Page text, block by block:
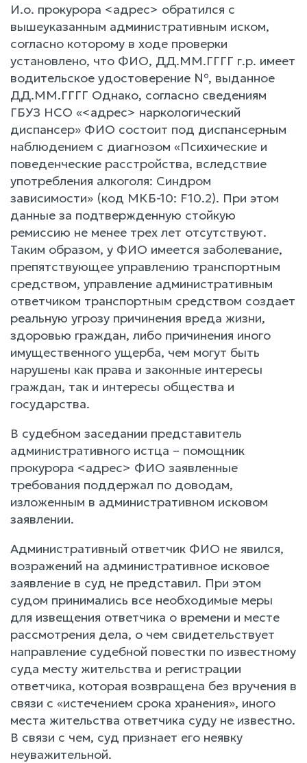
И.о. прокурора <адрес> обратился с
вышеуказанным административным иском,
согласно которому в ходе проверки
установлено, что ФИО, ДД.ММ.ГГГГ г.р. имеет
водительское удостоверение №, выданное
ДД.ММ.ГГГГ Однако, согласно сведениям
ГБУЗ НСО «<адрес> наркологический
диспансер» ФИО состоит под диспансерным
наблюдением с диагнозом «Психические и
поведенческие расстройства, вследствие
употребления алкоголя: Синдром
зависимости» (код МКБ-10: F10.2). При этом
данные за подтвержденную стойкую
ремиссию не менее трех лет отсутствуют.
Таким образом, у ФИО имеется заболевание,
препятствующее управлению транспортным
средством, управление административным
ответчиком транспортным средством создает
реальную угрозу причинения вреда жизни,
здоровью граждан, либо причинения иного
имущественного ущерба, чем могут быть
нарушены как права и законные интересы
граждан, так и интересы общества и
государства.
В судебном заседании представитель
административного истца – помощник
прокурора <адрес> ФИО заявленные
требования поддержал по доводам,
изложенным в административном исковом
заявлении.
Административный ответчик ФИО не явился,
возражений на административное исковое
заявление в суд не представил. При этом
судом принимались все необходимые меры
для извещения ответчика о времени и месте
рассмотрения дела, о чем свидетельствует
направление судебной повестки по известному
суда месту жительства и регистрации
ответчика, которая возвращена без вручения в
связи с «истечением срока хранения», иного
места жительства ответчика суду не известно.
В связи с чем, суд признает его неявку
неуважительной.